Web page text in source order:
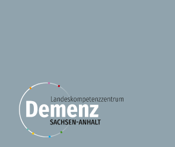
Wie viele Menschen sind in Sachsen-